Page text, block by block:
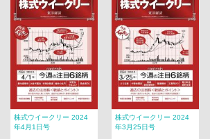
株式ウイークリー 2024
年4月1日号
株式ウイークリー 2024
年3月25日号